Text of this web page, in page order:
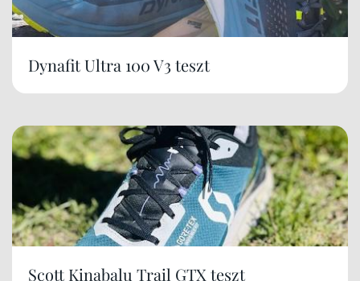
Dynafit Ultra 100 V3 teszt
Scott Kinabalu Trail GTX teszt